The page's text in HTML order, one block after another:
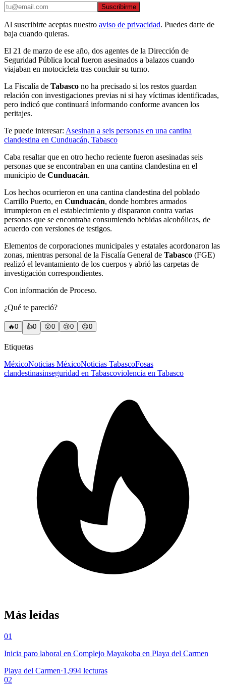
Suscribirme
Al suscribirte aceptas nuestro aviso de privacidad. Puedes darte de
baja cuando quieras.
El 21 de marzo de ese año, dos agentes de la Dirección de
Seguridad Pública local fueron asesinados a balazos cuando
viajaban en motocicleta tras concluir su turno.
La Fiscalía de Tabasco no ha precisado si los restos guardan
relación con investigaciones previas ni si hay víctimas identificadas,
pero indicó que continuará informando conforme avancen los
peritajes.
Te puede interesar: Asesinan a seis personas en una cantina
clandestina en Cunduacán, Tabasco
Caba resaltar que en otro hecho reciente fueron asesinadas seis
personas que se encontraban en una cantina clandestina en el
municipio de Cunduacán.
Los hechos ocurrieron en una cantina clandestina del poblado
Carrillo Puerto, en Cunduacán, donde hombres armados
irrumpieron en el establecimiento y dispararon contra varias
personas que se encontraba consumiendo bebidas alcohólicas, de
acuerdo con versiones de testigos.
Elementos de corporaciones municipales y estatales acordonaron las
zonas, mientras personal de la Fiscalía General de Tabasco (FGE)
realizó el levantamiento de los cuerpos y abrió las carpetas de
investigación correspondientes.
Con información de Proceso.
¿Qué te pareció?
🔥0 👍0 😲0 😢0 😠0
Etiquetas
MéxicoNoticias MéxicoNoticias TabascoFosas
clandestinasinseguridad en Tabascoviolencia en Tabasco
Más leídas
01
Inicia paro laboral en Complejo Mayakoba en Playa del Carmen
Playa del Carmen·1,994 lecturas
02